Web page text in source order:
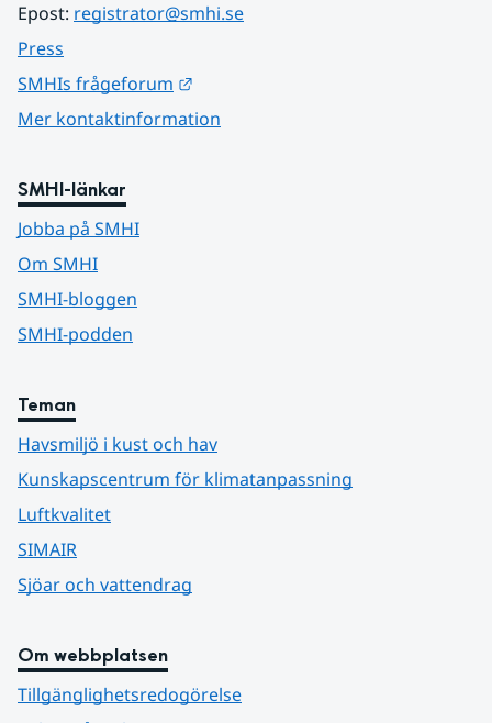
Epost: registrator@smhi.se
Press
SMHIs frågeforum
Mer kontaktinformation
SMHI-länkar
Jobba på SMHI
Om SMHI
SMHI-bloggen
SMHI-podden
Teman
Havsmiljö i kust och hav
Kunskapscentrum för klimatanpassning
Luftkvalitet
SIMAIR
Sjöar och vattendrag
Om webbplatsen
Tillgänglighetsredogörelse